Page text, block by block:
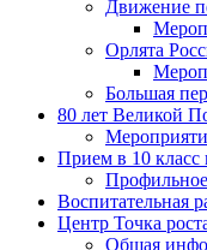
Движение
Орлята
Большая
80 лет Великой
Прием в 10 класс
Воспитательная
Центр Точка
Общая